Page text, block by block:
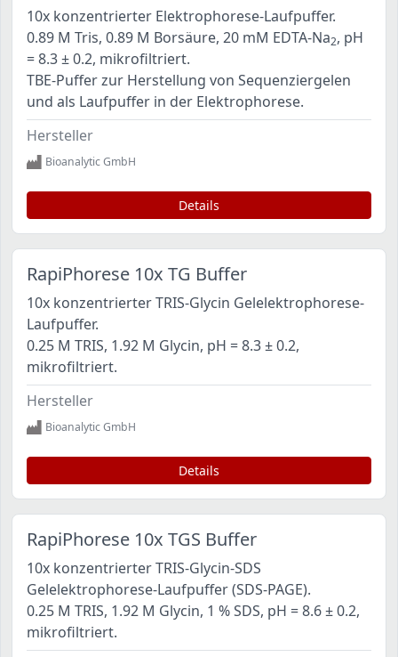
10x konzentrierter Elektrophorese-Laufpuffer.
0.89 M Tris, 0.89 M Borsäure, 20 mM EDTA-Na2, pH
= 8.3 ± 0.2, mikrofiltriert.
TBE-Puffer zur Herstellung von Sequenziergelen
und als Laufpuffer in der Elektrophorese.
Hersteller
Bioanalytic GmbH
Details
RapiPhorese 10x TG Buffer
10x konzentrierter TRIS-Glycin Gelelektrophorese-
Laufpuffer.
0.25 M TRIS, 1.92 M Glycin, pH = 8.3 ± 0.2,
mikrofiltriert.
Hersteller
Bioanalytic GmbH
Details
RapiPhorese 10x TGS Buffer
10x konzentrierter TRIS-Glycin-SDS
Gelelektrophorese-Laufpuffer (SDS-PAGE).
0.25 M TRIS, 1.92 M Glycin, 1 % SDS, pH = 8.6 ± 0.2,
mikrofiltriert.